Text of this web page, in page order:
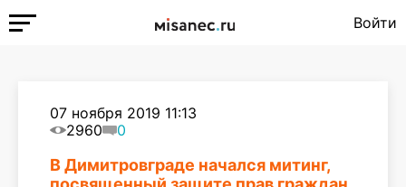
Войти
07 ноября 2019 11:13
2960
0
В Димитровграде начался митинг,